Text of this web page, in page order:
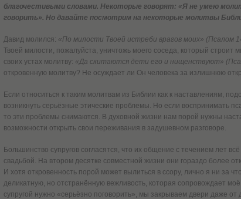
благочестивыми словами. Некоторые говорят: «Я не умею
говорить». Но давайте посмотрим на некоторые молитвы
Давид молился: «По милости Твоей истреби врагов моих» (Псалом
Твоей милости, пожалуйста, уничтожь моего соседа, который строит
своих устах молитву: «Да скитаются дети его и нищенствуют»
откровенную молитву? Не осуждает ли Он человека за излишнюю
Если относиться к таким молитвам из Библии как к наставлениям,
возникнуть серьёзные этические проблемы. Но если воспринимать
то эти проблемы снимаются. В духовной жизни нам порой нужны
возможности открыть свои переживания в задушевном разговоре.
Большинство супругов согласятся, что их общение с течением лет
свадьбой. На втором десятке совместной жизни они гораздо более
И хотя откровенность порой может вылиться в ссору, лично я ни за
деликатную, но отстранённую вежливость, которая сопровождает
супругой нужно «серьёзно поговорить», мы закрываем двери даже